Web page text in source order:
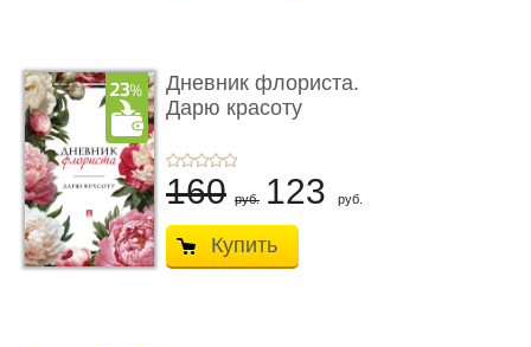
Дневник флориста.
Дарю красоту
160 руб. 123 руб.
Купить